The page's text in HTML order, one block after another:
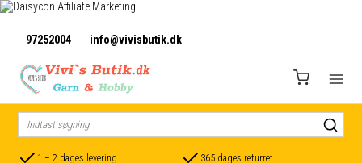
97252004 info@vivisbutik.dk
1 – 2 dages levering
365 dages returret